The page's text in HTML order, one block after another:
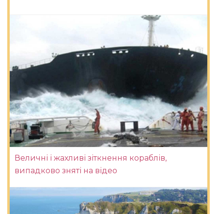
Величні і жахливі зіткнення кораблів,
випадково зняті на відео